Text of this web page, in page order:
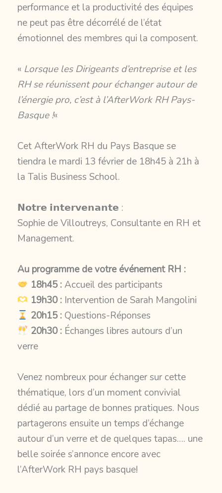
performance et la productivité des équipes
ne peut pas être décorrélé de l’état
émotionnel des membres qui la composent.
« Lorsque les Dirigeants d’entreprise et les
RH se réunissent pour échanger autour de
l’énergie pro, c’est à l’AfterWork RH Pays-
Basque !«
Cet AfterWork RH du Pays Basque se
tiendra le mardi 13 février de 18h45 à 21h à
la Talis Business School.
𝗡𝗼𝘁𝗿𝗲 𝗶𝗻𝘁𝗲𝗿𝘃𝗲𝗻𝗮𝗻𝘁𝗲 :
Sophie de Villoutreys, Consultante en RH et
Management.
Au programme de votre événement RH :
18h45 :Accueil des participants
19h30 :Intervention deSarah Mangolini
20h15 : Questions-Réponses
20h30 : Échanges libres autours d’un
verre
Venez nombreux pour échanger sur cette
thématique, lors d’un moment convivial
dédié au partage de bonnes pratiques. Nous
partagerons ensuite un temps d’échange
autour d’un verre et de quelques tapas…. une
belle soirée s’annonce encore avec
l’AfterWork RH pays basque!